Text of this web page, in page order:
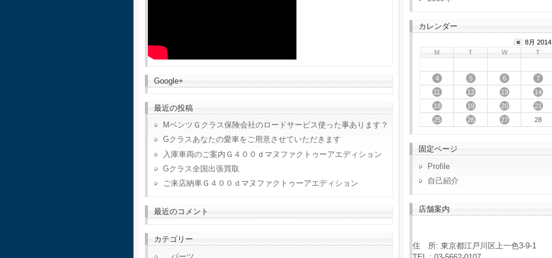
Google+
最近の投稿
MベンツＧクラス保険会社のロードサービス使った事あります？
Gクラスあなたの愛車をご用意させていただきます
入庫車両のご案内Ｇ４００ｄマヌファクトゥーアエディション
Gクラス全国出張買取
ご来店納車Ｇ４００ｄマヌファクトゥーアエディション
最近のコメント
カテゴリー
カレンダー
« 8月 2014
M
T W T
4
5 6 7
11
12 13 14
18
19 20 21
25
26 27 28
固定ページ
Profile
自己紹介
店舗案内
住 所: 東京都江戸川区上一色3-9-1